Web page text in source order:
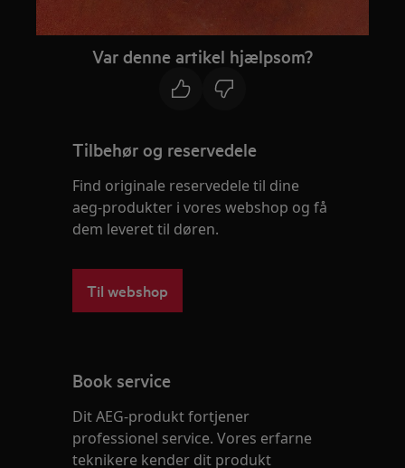
Var denne artikel hjælpsom?
Tilbehør og reservedele
Find originale reservedele til dine
aeg-produkter i vores webshop og få
dem leveret til døren.
Til webshop
Book service
Dit AEG-produkt fortjener
professionel service. Vores erfarne
teknikere kender dit produkt